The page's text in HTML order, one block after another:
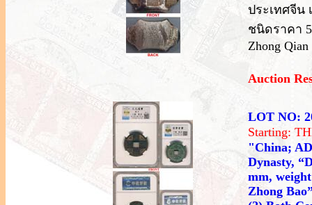
ประเทศจีน
ชนิดราคา
Zhong
Auction
LOT NO:
Starting:
"China;
Dynasty,
mm,
Zhong